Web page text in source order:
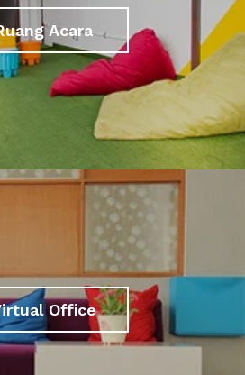
Acara
Office